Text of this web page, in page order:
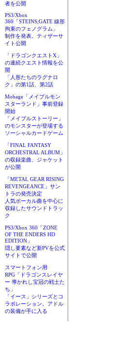
者を公開
PS3/Xbox
360「STEINS;GATE 線形
拘束のフェノグラム」
制作を発表。ティザーサ
イト公開
「ドラゴンクエストX」
の連続クエスト情報を公
開
「人形たちのラグナロ
ク」の第1話、第2話
Mobage「メイプルモン
スターランド」事前登録
開始
「メイプルストーリー」
のモンスターが登場する
ソーシャルカードゲーム
「FINAL FANTASY
ORCHESTRAL ALBUM」
の収録楽曲、ジャケット
が公開
「METAL GEAR RISING
REVENGEANCE」サン
トラの発売決定
人気ボーカル曲を中心に
収録したサウンドトラッ
ク
PS3/Xbox 360「ZONE
OF THE ENDERS HD
EDITION」
隠し要素など新PVを公式
サイトで公開
スマートフォン用
RPG「ドラゴンスレイヤ
ー 導かれし宝冠の戦士た
ち」
「イース」シリーズとコ
ラボレーション。アドル
の装備が手に入る